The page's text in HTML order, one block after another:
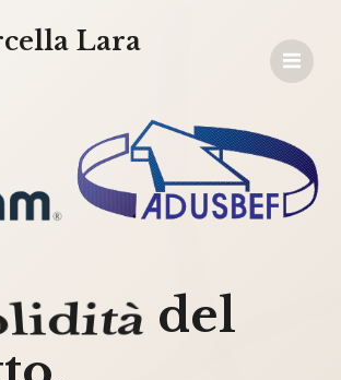
Lara
del